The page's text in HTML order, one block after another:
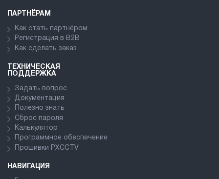
ПАРТНЁРАМ
Как стать партнёром
Регистрация в В2В
Как сделать заказ
ТЕХНИЧЕСКАЯ
ПОДДЕРЖКА
Задать вопрос
Документация
Полезно знать
Сброс пароля
Калькулятор
Программное обеспечение
Прошивки PXCCTV
НАВИГАЦИЯ